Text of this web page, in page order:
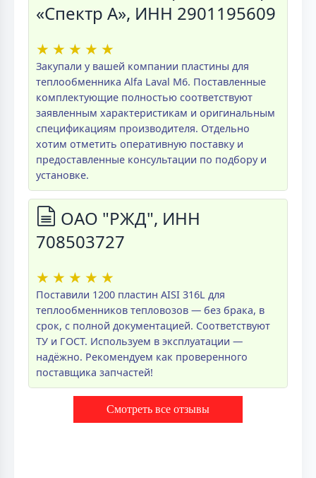
«Спектр А», ИНН 2901195609
★ ★ ★ ★ ★
Закупали у вашей компании пластины для
теплообменника Alfa Laval M6. Поставленные
комплектующие полностью соответствуют
заявленным характеристикам и оригинальным
спецификациям производителя. Отдельно
хотим отметить оперативную поставку и
предоставленные консультации по подбору и
установке.
ОАО "РЖД", ИНН
708503727
★ ★ ★ ★ ★
Поставили 1200 пластин AISI 316L для
теплообменников тепловозов — без брака, в
срок, с полной документацией. Соответствуют
ТУ и ГОСТ. Используем в эксплуатации —
надёжно. Рекомендуем как проверенного
поставщика запчастей!
Смотреть все отзывы